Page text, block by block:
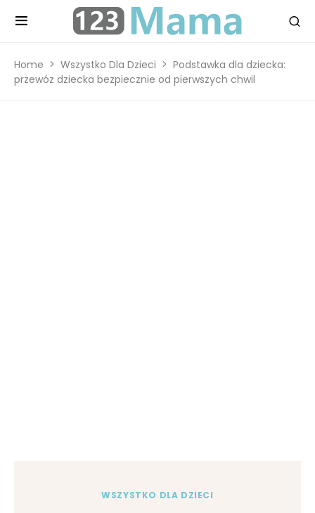
Home Wszystko Dla Dzieci
Podstawka dla dziecka:
przewóz dziecka bezpiecznie od pierwszych chwil
WSZYSTKO DLA DZIECI